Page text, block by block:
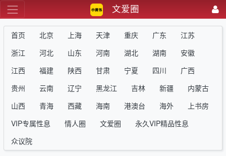
文爱圈
首页 北京 上海 天津 重庆 广东
江苏
浙江
河北 山东 河南 湖北 湖南
安徽
江西
福建 陕西 甘肃 宁夏 四川
广西
贵州
云南 辽宁 黑龙江 吉林 新疆
内蒙古
山西
青海 西藏 海南 港澳台 海外
上书房
VIP专属性息
情人圈 文爱圈
永久VIP精品性息
众议院